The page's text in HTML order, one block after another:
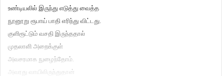
உண்டியலில் இருந்து எடுத்து வைத்த
நூனூறு ரூபாய் பாதி எரிந்து விட்டது.
குளிரூட்டும் வசதி இருந்ததால்
முதலாளி அறைக்குள்
அவசரமாக நுழைந்தோம்.
அவரது வாயிலிருந்துதான்